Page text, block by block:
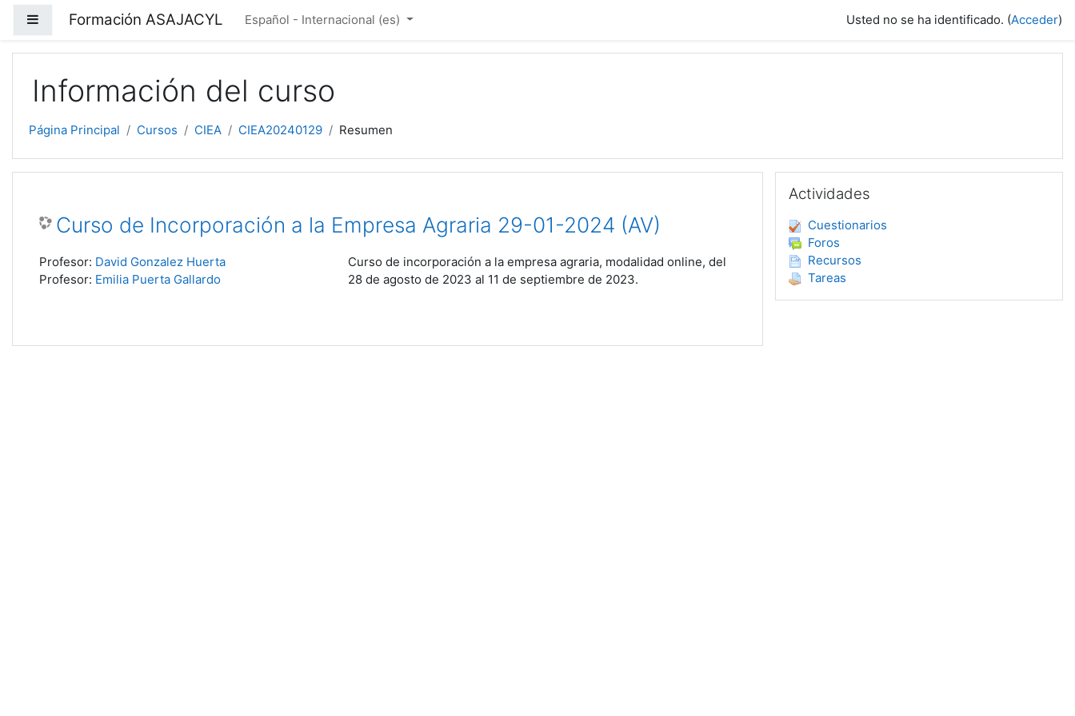
Panel lateral
Formación ASAJACYL Español - Internacional ‎(es)‎ Usted no se ha identificado. (Acceder)
Información del curso
Página Principal Cursos CIEA CIEA20240129 Resumen
Curso de Incorporación a la Empresa Agraria 29-01-2024 (AV)
Curso de incorporación a la empresa agraria, modalidad online, del
28 de agosto de 2023 al 11 de septiembre de 2023.
Profesor: David Gonzalez Huerta
Profesor: Emilia Puerta Gallardo
Actividades
Cuestionarios
Foros
Recursos
Tareas